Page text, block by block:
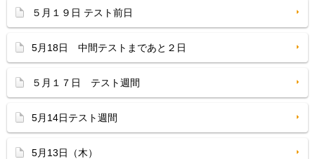
５月１９日 テスト前日
5月18日 中間テストまであと２日
５月１７日 テスト週間
5月14日テスト週間
5月13日（木）